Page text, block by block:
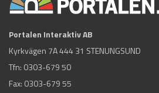
Portalen Interaktiv AB
Kyrkvägen 7A 444 31 STENUNGSUND
Tfn: 0303-679 50
Fax: 0303-679 55